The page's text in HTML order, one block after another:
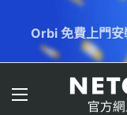
Orbi 免費上門